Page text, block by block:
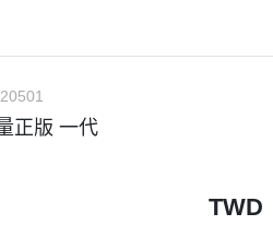
正版 一代
TWD